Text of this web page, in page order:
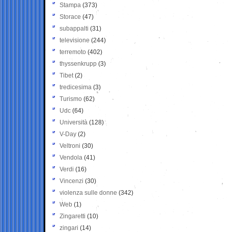
Stampa (373)
Storace (47)
subappalti (31)
televisione(244)
terremoto (402)
thyssenkrupp (3)
Tibet(2)
tredicesima (3)
Turismo (62)
Udc (64)
Università (128)
V-Day (2)
Veltroni (30)
Vendola (41)
Verdi (16)
Vincenzi (30)
violenza sulle donne (342)
Web (1)
Zingaretti (10)
zingari (14)